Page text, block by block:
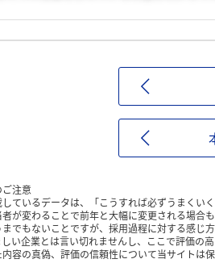
注意
しているデータは、「こうすれば必ずうまくい
が変わることで前年と大幅に変更される場合
までもないことですが、採用過程に対する感じ
しい企業とは言い切れませんし、ここで評価の
容の真偽、評価の信頼性について当サイトは